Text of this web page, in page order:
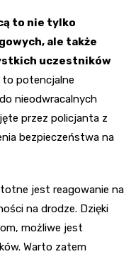
to nie tylko
ale także
uczestników
to potencjalne
nieodwracalnych
przez policjanta z
bezpieczeństwa na
jest reagowanie na
na drodze. Dzięki
możliwe jest
Warto zatem